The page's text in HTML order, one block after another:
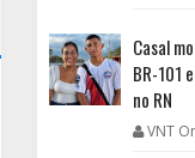
Casal
BR-101
no RN
VNT